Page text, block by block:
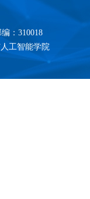
：310018
工智能学院